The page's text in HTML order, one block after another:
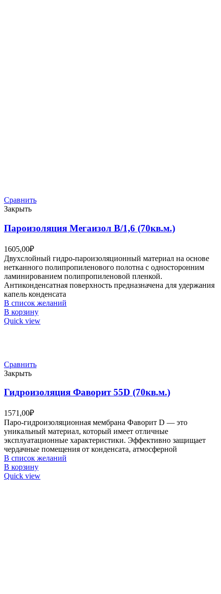
Сравнить
Закрыть
Пароизоляция Мегаизол В/1,6 (70кв.м.)
1605,00₽
Двухслойный гидро-пароизоляционный материал на основе
нетканного полипропиленового полотна с односторонним
ламинированием полипропиленовой пленкой.
Антиконденсатная поверхность предназначена для удержания
капель конденсата
В список желаний
В корзину
Quick view
Сравнить
Закрыть
Гидроизоляция Фаворит 55D (70кв.м.)
1571,00₽
Паро-гидроизоляционная мембрана Фаворит D — это
уникальный материал, который имеет отличные
эксплуатационные характеристики. Эффективно защищает
чердачные помещения от конденсата, атмосферной
В список желаний
В корзину
Quick view